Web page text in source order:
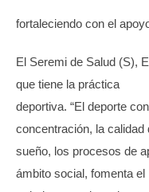
fortaleciendo con el
El Seremi de Salud (S),
que tiene la práctica
deportiva. “El deporte
concentración, la calidad
sueño, los procesos de
ámbito social, fomenta el